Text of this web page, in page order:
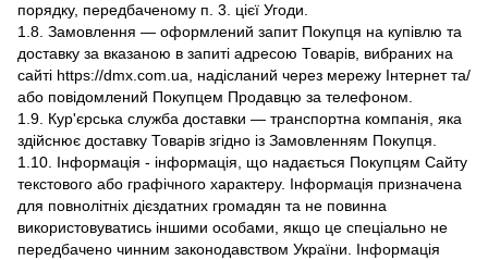
порядку, передбаченому п. 3. цієї Угоди.
1.8. Замовлення — оформлений запит Покупця на купівлю та
доставку за вказаною в запиті адресою Товарів, вибраних на
сайті https://dmx.com.ua, надісланий через мережу Інтернет та/
або повідомлений Покупцем Продавцю за телефоном.
1.9. Кур'єрська служба доставки — транспортна компанія, яка
здійснює доставку Товарів згідно із Замовленням Покупця.
1.10. Інформація - інформація, що надається Покупцям Сайту
текстового або графічного характеру. Інформація призначена
для повнолітніх дієздатних громадян та не повинна
використовуватись іншими особами, якщо це спеціально не
передбачено чинним законодавством України. Інформація